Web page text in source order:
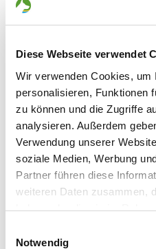
Diese Webseite verwendet
Wir verwenden Cookies, um
personalisieren, Funktionen
zu können und die Zugriffe
analysieren. Außerdem
Verwendung unserer
soziale Medien, Werbung
Partner führen diese
weiteren Daten zusammen,
haben oder die sie im
Cookies, wenn Sie unsere
Notwendig
Contact:
Werner Eckstein
Moosbachstr. 5
74626 Bretzfeld
Training ground:
Nussbaumweg
74613 Öhringen
Phone:
07946 6499
Fax: